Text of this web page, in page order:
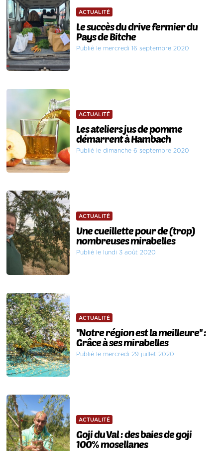
ACTUALITÉ
Le succès du drive fermier du
Pays de Bitche
Publié le mercredi 16 septembre 2020
ACTUALITÉ
Les ateliers jus de pomme
démarrent à Hambach
Publié le dimanche 6 septembre 2020
ACTUALITÉ
Une cueillette pour de (trop)
nombreuses mirabelles
Publié le lundi 3 août 2020
ACTUALITÉ
''Notre région est la meilleure'' :
Grâce à ses mirabelles
Publié le mercredi 29 juillet 2020
ACTUALITÉ
Goji du Val : des baies de goji
100% mosellanes